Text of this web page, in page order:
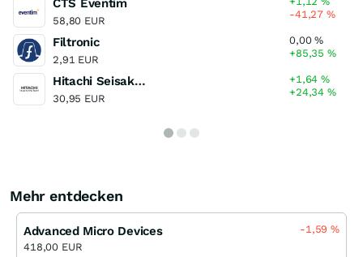
CTS Eventim
58,80 EUR
-41,27%
Filtronic
2,91 EUR
0,00%
+85,35%
Hitachi Seisakusho
30,95 EUR
+1,64%
+24,34%
Mehr entdecken
Advanced Micro Devices
418,00 EUR
-1,59%